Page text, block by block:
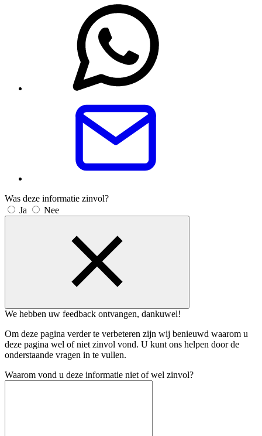
Was deze informatie zinvol?
Ja
Nee
We hebben uw feedback ontvangen, dankuwel!
Om deze pagina verder te verbeteren zijn wij benieuwd waarom u
deze pagina wel of niet zinvol vond. U kunt ons helpen door de
onderstaande vragen in te vullen.
Waarom vond u deze informatie niet of wel zinvol?